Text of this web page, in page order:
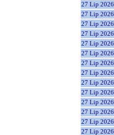
27 Lip 2026
27 Lip 2026
27 Lip 2026
27 Lip 2026
27 Lip 2026
27 Lip 2026
27 Lip 2026
27 Lip 2026
27 Lip 2026
27 Lip 2026
27 Lip 2026
27 Lip 2026
27 Lip 2026
27 Lip 2026